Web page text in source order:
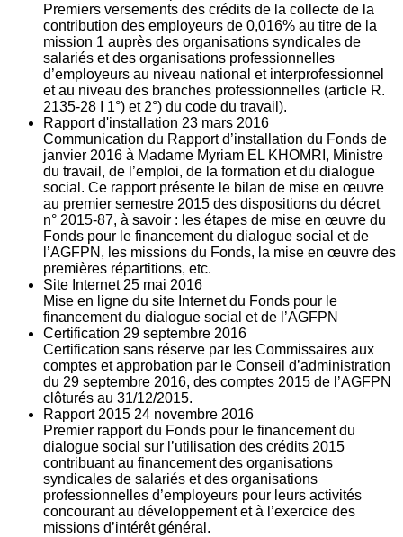
Premiers versements des crédits de la collecte de la
contribution des employeurs de 0,016% au titre de la
mission 1 auprès des organisations syndicales de
salariés et des organisations professionnelles
d’employeurs au niveau national et interprofessionnel
et au niveau des branches professionnelles (article R.
2135‐28 I 1°) et 2°) du code du travail).
Rapport d'installation 23 mars 2016
Communication du Rapport d’installation du Fonds de
janvier 2016 à Madame Myriam EL KHOMRI, Ministre
du travail, de l’emploi, de la formation et du dialogue
social. Ce rapport présente le bilan de mise en œuvre
au premier semestre 2015 des dispositions du décret
n° 2015-87, à savoir : les étapes de mise en œuvre du
Fonds pour le financement du dialogue social et de
l’AGFPN, les missions du Fonds, la mise en œuvre des
premières répartitions, etc.
Site Internet 25 mai 2016
Mise en ligne du site Internet du Fonds pour le
financement du dialogue social et de l’AGFPN
Certification 29 septembre 2016
Certification sans réserve par les Commissaires aux
comptes et approbation par le Conseil d’administration
du 29 septembre 2016, des comptes 2015 de l’AGFPN
clôturés au 31/12/2015.
Rapport 2015 24 novembre 2016
Premier rapport du Fonds pour le financement du
dialogue social sur l’utilisation des crédits 2015
contribuant au financement des organisations
syndicales de salariés et des organisations
professionnelles d’employeurs pour leurs activités
concourant au développement et à l’exercice des
missions d’intérêt général.